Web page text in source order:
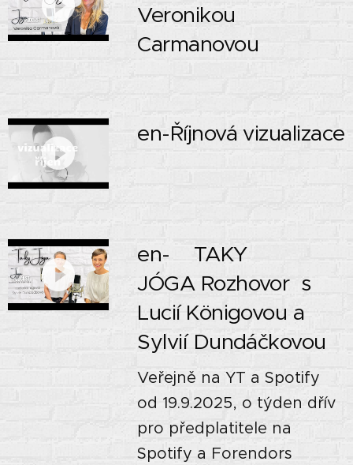
Veronikou
Carmanovou
en-Říjnová vizualizace
en- TAKY
JÓGA Rozhovor s
Lucií Königovou a
Sylvií Dundáčkovou
Veřejně na YT a Spotify
od 19.9.2025, o týden dřív
pro předplatitele na
Spotify a Forendors